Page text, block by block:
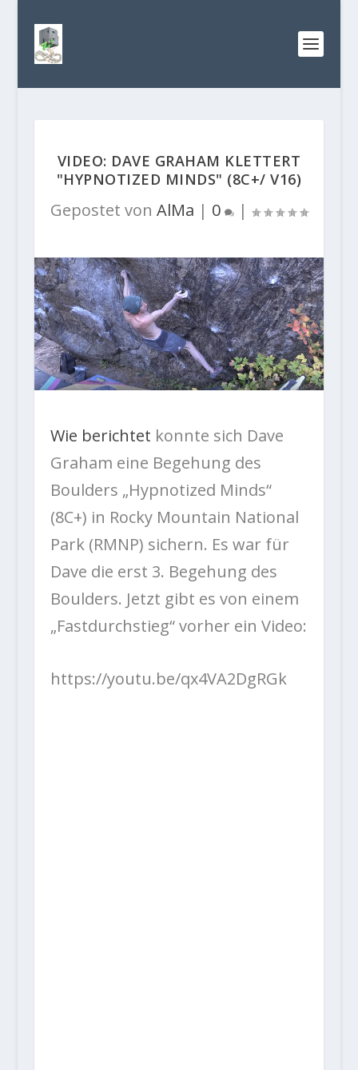
VIDEO: DAVE GRAHAM KLETTERT
"HYPNOTIZED MINDS" (8C+/ V16)
Gepostet von AlMa | 0 |
Wie berichtet konnte sich Dave
Graham eine Begehung des
Boulders „Hypnotized Minds“
(8C+) in Rocky Mountain National
Park (RMNP) sichern. Es war für
Dave die erst 3. Begehung des
Boulders. Jetzt gibt es von einem
„Fastdurchstieg“ vorher ein Video:
https://youtu.be/qx4VA2DgRGk